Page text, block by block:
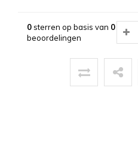
0sterren op basis van 0
beoordelingen